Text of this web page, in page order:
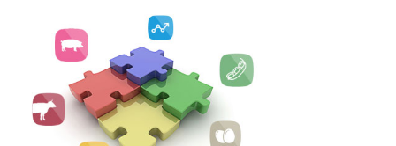
outros Estados, dependendo do produto.
Tipo de informações oferecidas
Relacionadas às condições dos mercados analisados, ou
seja, oferta e demanda, preços praticados e contexto do
dia.